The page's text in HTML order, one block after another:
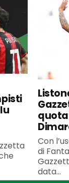
Con
di
data...